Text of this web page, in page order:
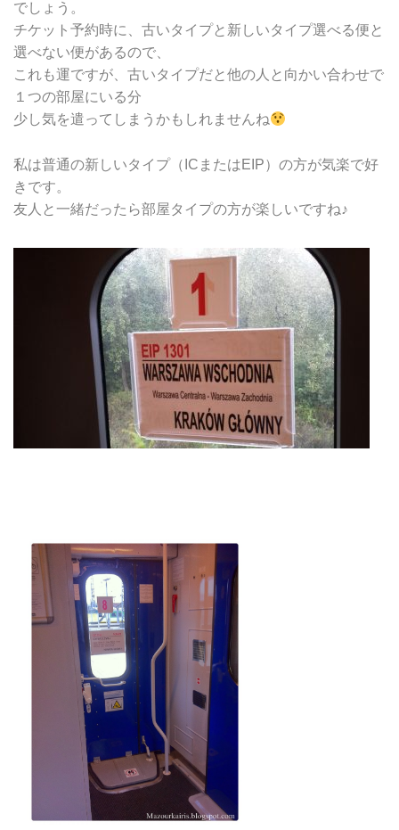
でしょう。
チケット予約時に、古いタイプと新しいタイプ選べる便と
選べない便があるので、
これも運ですが、古いタイプだと他の人と向かい合わせで
１つの部屋にいる分
少し気を遣ってしまうかもしれませんね
私は普通の新しいタイプ（ICまたはEIP）の方が気楽で好
きです。
友人と一緒だったら部屋タイプの方が楽しいですね♪